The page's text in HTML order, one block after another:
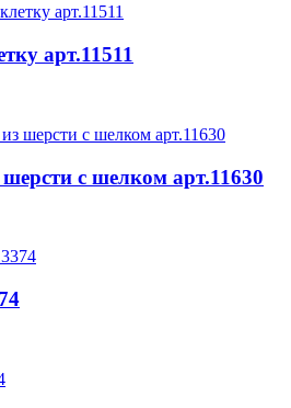
арт.11511
с шелком арт.11630